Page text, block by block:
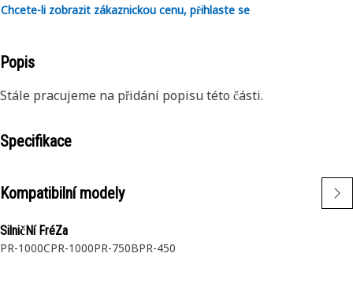
Chcete-li zobrazit zákaznickou cenu, přihlaste se
Popis
Stále pracujeme na přidání popisu této části.
Specifikace
Kompatibilní modely
SilničNí FréZa
PR-1000CPR-1000PR-750BPR-450